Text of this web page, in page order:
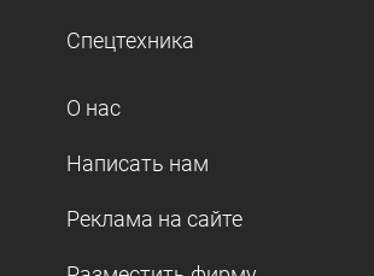
Спецтехника
О нас
Написать нам
Реклама на сайте